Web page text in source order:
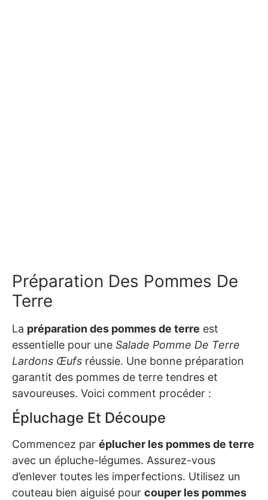
Préparation Des Pommes De
Terre
La préparation des pommes de terre est
essentielle pour une Salade Pomme De Terre
Lardons Œufs réussie. Une bonne préparation
garantit des pommes de terre tendres et
savoureuses. Voici comment procéder :
Épluchage Et Découpe
Commencez par éplucher les pommes de terre
avec un épluche-légumes. Assurez-vous
d’enlever toutes les imperfections. Utilisez un
couteau bien aiguisé pour couper les pommes